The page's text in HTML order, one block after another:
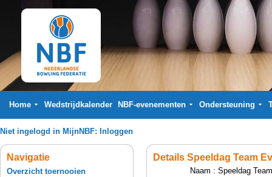
Home Wedstrijdkalender NBF-evenementen Ondersteuning
Niet ingelogd in MijnNBF: Inloggen
Navigatie
Overzicht toernooien
Details Speeldag Team
Naam : Speeldag